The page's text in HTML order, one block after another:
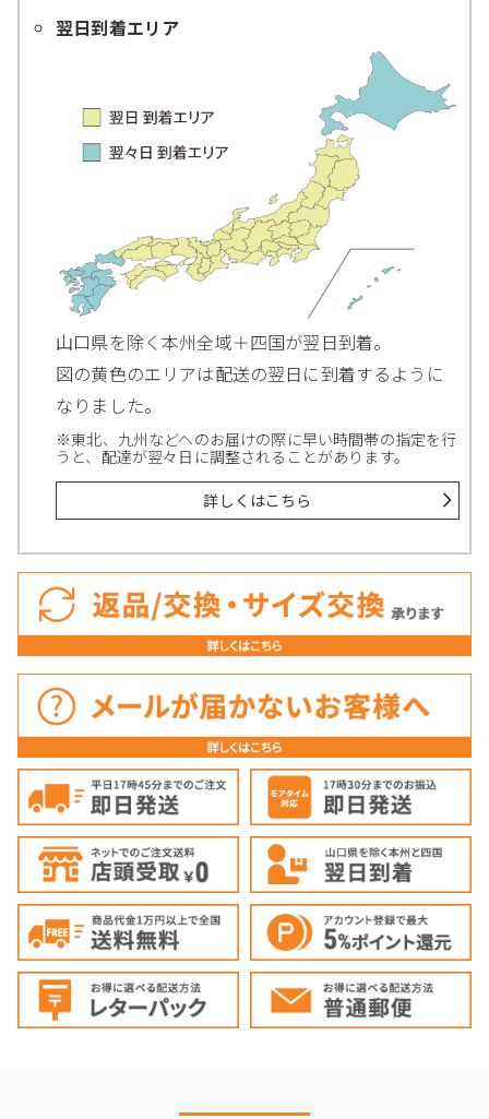
翌日到着エリア
山口県を除く本州全域＋四国が翌日到着。
図の黄色のエリアは配送の翌日に到着するように
なりました。
※東北、九州などへのお届けの際に早い時間帯の指定を行
うと、配達が翌々日に調整されることがあります。
詳しくはこちら